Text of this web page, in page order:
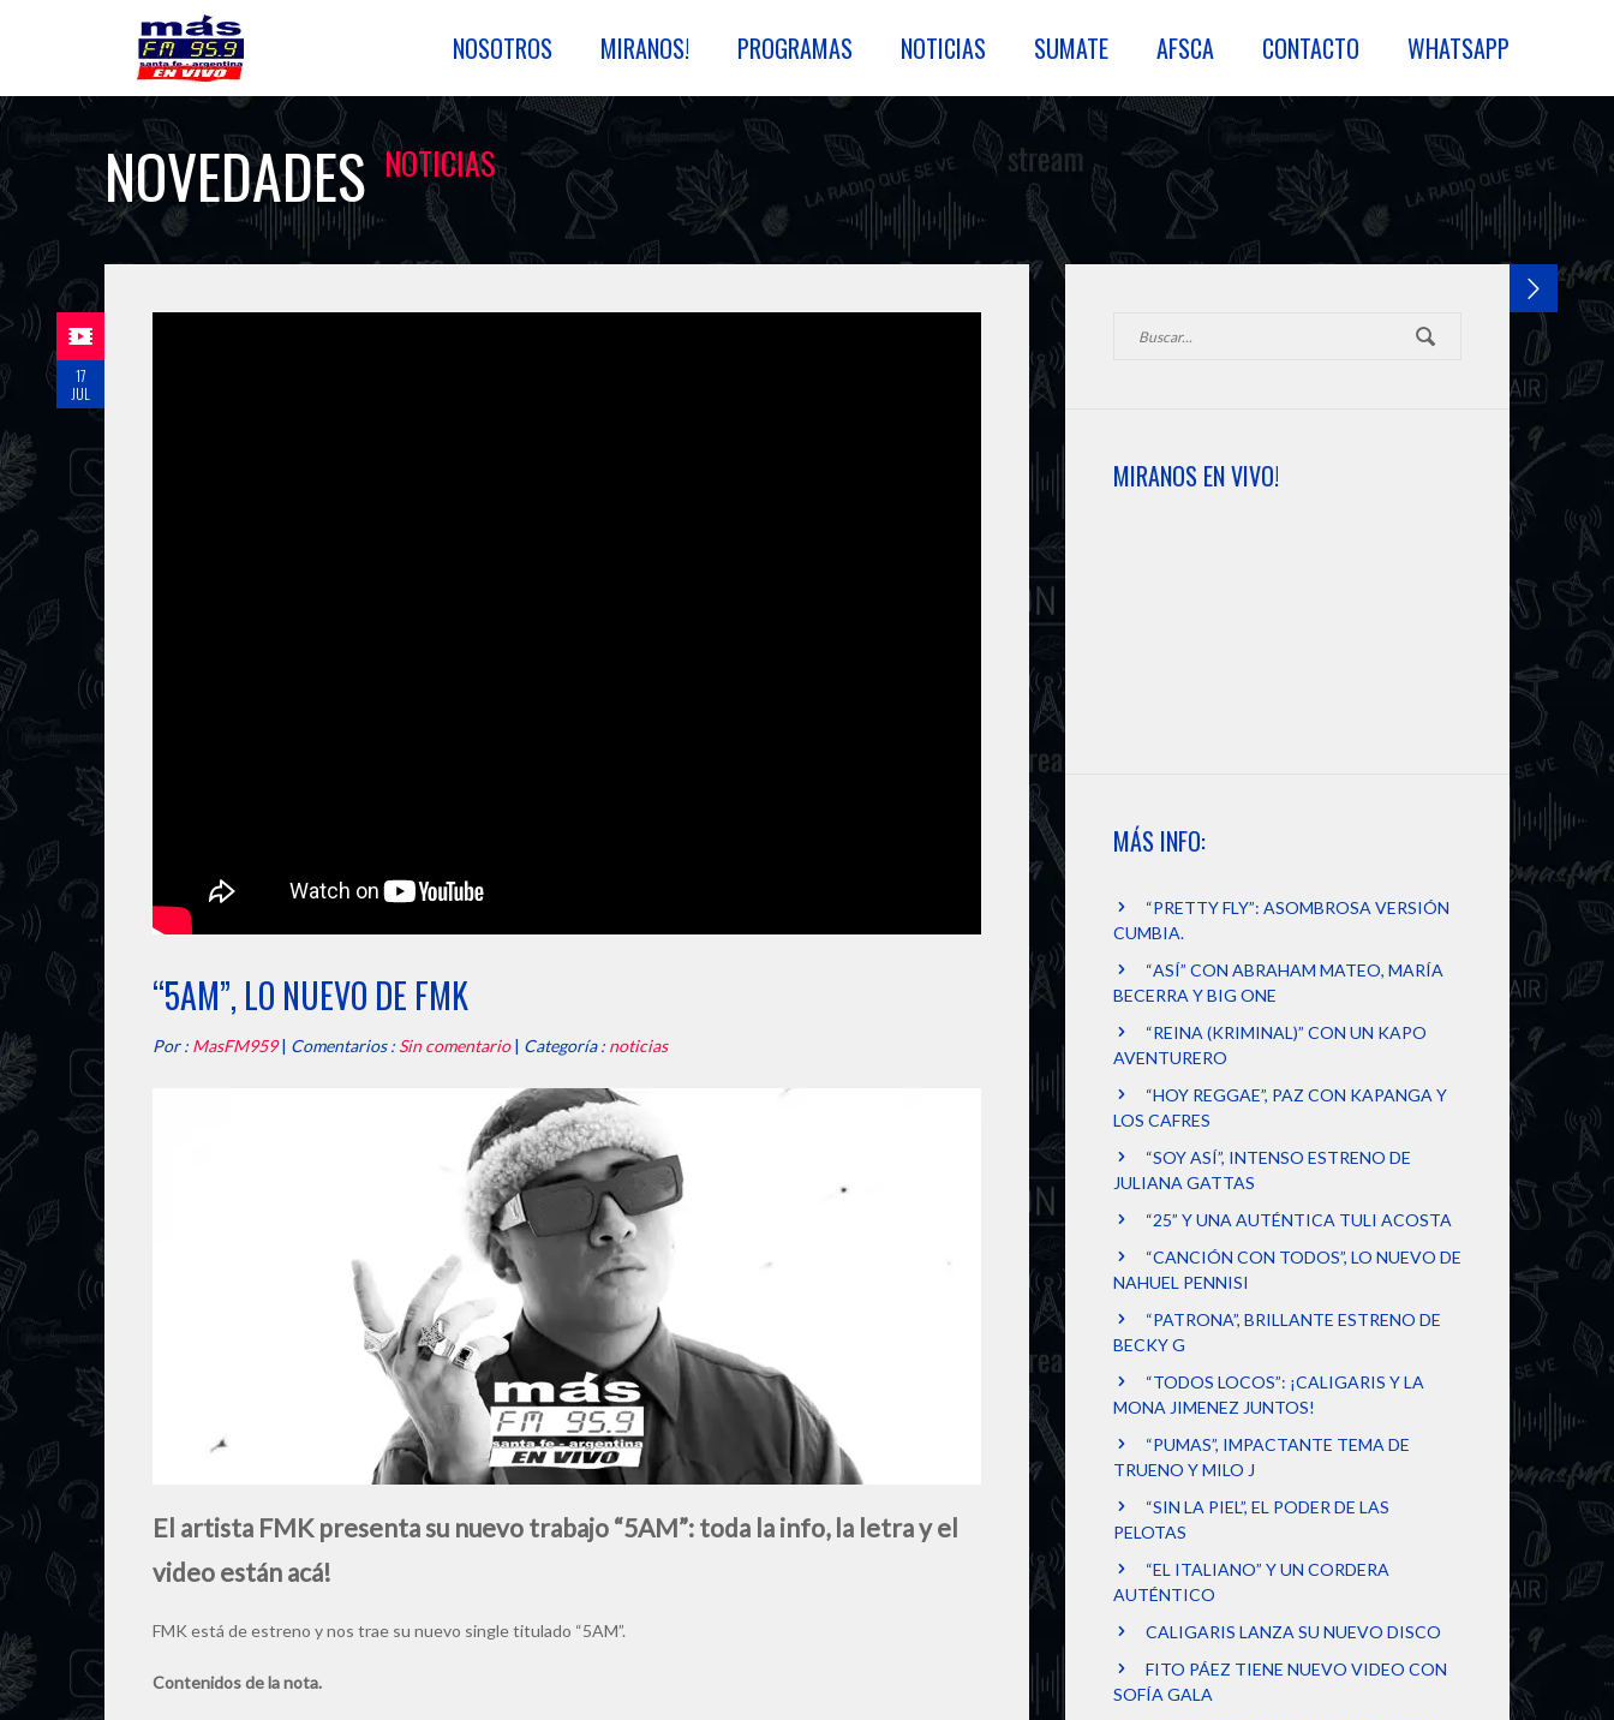
NOSOTROS MIRANOS! PROGRAMAS NOTICIAS SUMATE AFSCA CONTACTO WHATSAPP
NOVEDADES NOTICIAS
“5AM”, LO NUEVO DE FMK
Por : MasFM959| Comentarios : Sin comentario| Categoría : noticias
El artista FMK presenta su nuevo trabajo “5AM”: toda la info, la letra y el
video están acá!
FMK está de estreno y nos trae su nuevo single titulado “5AM”.
Contenidos de la nota.
17
JUL
MIRANOS EN VIVO!
MÁS INFO:
“PRETTY FLY”: ASOMBROSA VERSIÓN
CUMBIA.
“ASÍ” CON ABRAHAM MATEO, MARÍA
BECERRA Y BIG ONE
“REINA (KRIMINAL)” CON UN KAPO
AVENTURERO
“HOY REGGAE”, PAZ CON KAPANGA Y
LOS CAFRES
“SOY ASÍ”, INTENSO ESTRENO DE
JULIANA GATTAS
“25” Y UNA AUTÉNTICA TULI ACOSTA
“CANCIÓN CON TODOS”, LO NUEVO DE
NAHUEL PENNISI
“PATRONA”, BRILLANTE ESTRENO DE
BECKY G
“TODOS LOCOS”: ¡CALIGARIS Y LA
MONA JIMENEZ JUNTOS!
“PUMAS”, IMPACTANTE TEMA DE
TRUENO Y MILO J
“SIN LA PIEL”, EL PODER DE LAS
PELOTAS
“EL ITALIANO” Y UN CORDERA
AUTÉNTICO
CALIGARIS LANZA SU NUEVO DISCO
FITO PÁEZ TIENE NUEVO VIDEO CON
SOFÍA GALA